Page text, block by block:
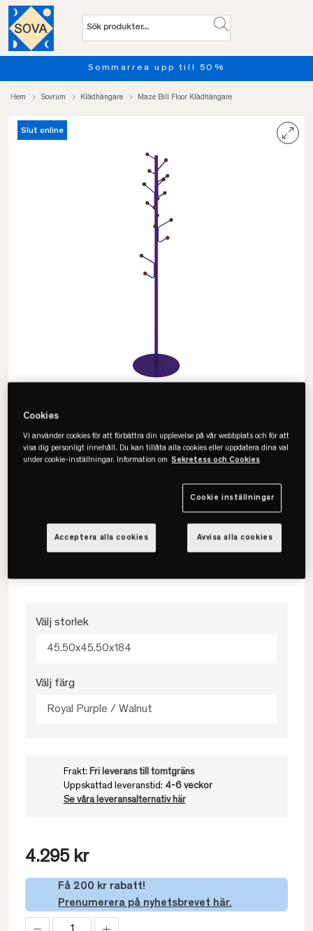
Sommarrea upp till 50%
Hem Sovrum Klädhängare Maze Bill Floor Klädhängare
Slut online
Bill Floor Klädhängare
• Elegant och nätt design
Välj storlek
45.50x45.50x184
Välj färg
Royal Purple / Walnut
Frakt: Fri leverans till tomtgräns
Uppskattad leveranstid: 4-6 veckor
Se våra leveransalternativ här
4.295 kr
Få 200 kr rabatt!
Prenumerera på nyhetsbrevet här.
Cookies
Vi använder cookies för att förbättra din upplevelse på vår webbplats och för att
visa dig personligt innehåll. Du kan tillåta alla cookies eller uppdatera dina val
under cookie-inställningar. Information om Sekretess och Cookies
Cookie inställningar
Avvisa alla cookies
Acceptera alla cookies